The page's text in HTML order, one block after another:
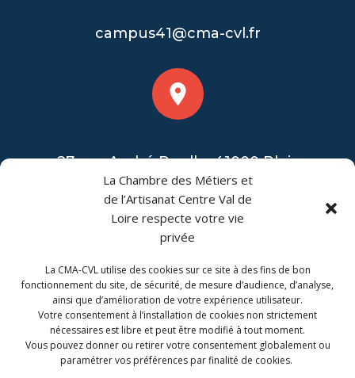
La Chambre des Métiers et
de l’Artisanat Centre Val de
Loire respecte votre vie
privée
La CMA-CVL utilise des cookies sur ce site à des fins de bon
fonctionnement du site, de sécurité, de mesure d’audience, d’analyse,
ainsi que d’amélioration de votre expérience utilisateur.
Votre consentement à l’installation de cookies non strictement
nécessaires est libre et peut être modifié à tout moment.
Vous pouvez donner ou retirer votre consentement globalement ou
paramétrer vos préférences par finalité de cookies.
campus41@cma-cvl.fr
27 rue André Boulle, 41000 Blois
CONTACT
CMA Formation Blois est géré par la Chambre de
Métiers et de l'Artisanat Centre-Val de Loire.